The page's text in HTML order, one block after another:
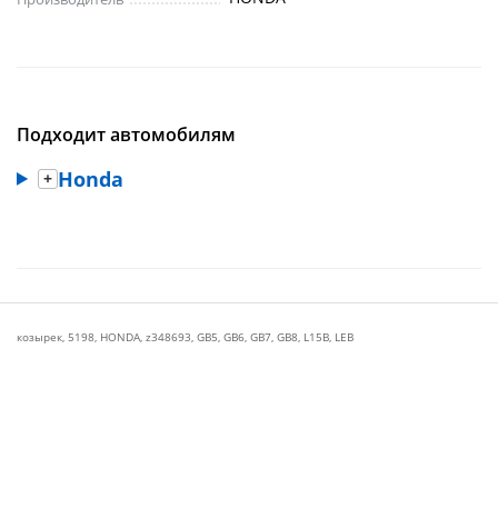
Подходит автомобилям
Honda
козырек, 5198, HONDA, z348693, GB5, GB6, GB7, GB8, L15B, LEB